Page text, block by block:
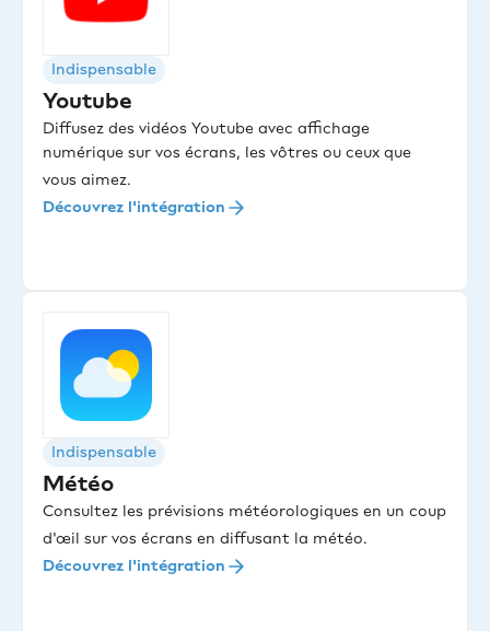
Indispensable
Youtube
Diffusez des vidéos Youtube avec affichage
numérique sur vos écrans, les vôtres ou ceux que
vous aimez.
Découvrez l'intégration
Indispensable
Météo
Consultez les prévisions météorologiques en un coup
d'œil sur vos écrans en diffusant la météo.
Découvrez l'intégration